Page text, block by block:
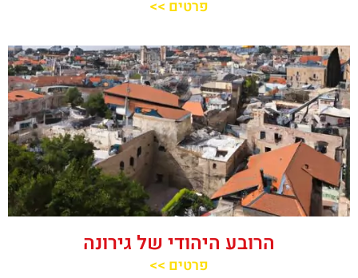
פרטים >>
הרובע היהודי של גירונה
פרטים >>